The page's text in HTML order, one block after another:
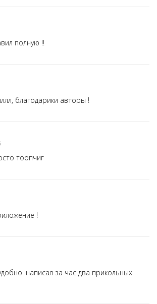
полную !!
благодарики авторы !
тоопчиг
!
написал за час два прикольных